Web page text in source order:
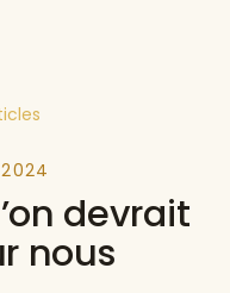
2024
devrait
nous